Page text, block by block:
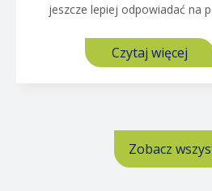
jeszcze lepiej odpowiadać na
Czytaj więcej
Zobacz
Czytaj więcej
Het
-